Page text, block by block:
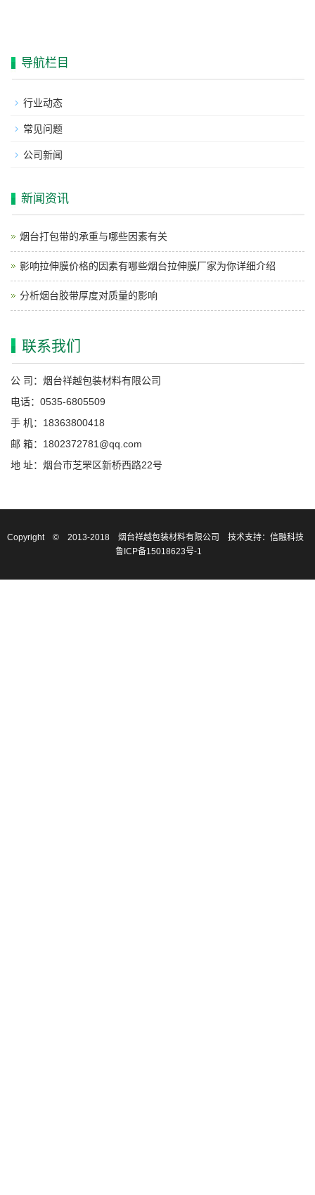
导航栏目
行业动态
常见问题
公司新闻
新闻资讯
烟台打包带的承重与哪些因素有关
影响拉伸膜价格的因素有哪些烟台拉伸膜厂家为你详细介绍
分析烟台胶带厚度对质量的影响
联系我们
公 司：烟台祥越包装材料有限公司
电话：0535-6805509
手 机：18363800418
邮 箱：1802372781@qq.com
地 址：烟台市芝罘区新桥西路22号
Copyright © 2013-2018 烟台祥越包装材料有限公司
技术支持：信融科技
鲁ICP备15018623号-1